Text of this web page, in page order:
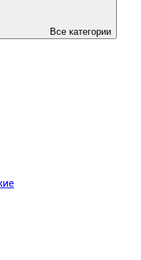
Все категории